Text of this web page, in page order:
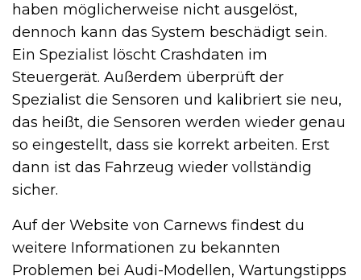
haben möglicherweise nicht ausgelöst,
dennoch kann das System beschädigt sein.
Ein Spezialist löscht Crashdaten im
Steuergerät. Außerdem überprüft der
Spezialist die Sensoren und kalibriert sie neu,
das heißt, die Sensoren werden wieder genau
so eingestellt, dass sie korrekt arbeiten. Erst
dann ist das Fahrzeug wieder vollständig
sicher.
Auf der Website von Carnews findest du
weitere Informationen zu bekannten
Problemen bei Audi-Modellen, Wartungstipps